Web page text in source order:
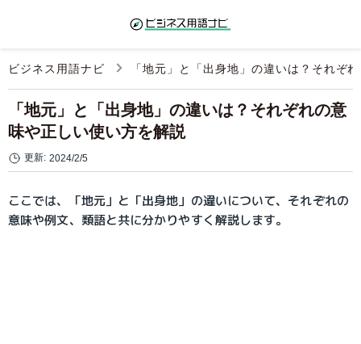
ビジネス用語ナビ 「地元」と「出身地」の違いは？それぞ
「地元」と「出身地」の違いは？それぞれの意
味や正しい使い方を解説
更新: 2024/2/5
ここでは、「地元」と「出身地」の違いについて、それぞれの
意味や例文、類語と共に分かりやすく解説します。